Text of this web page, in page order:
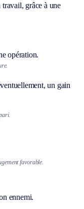
grâce à une
opération.
un gain
favorable.
ennemi.